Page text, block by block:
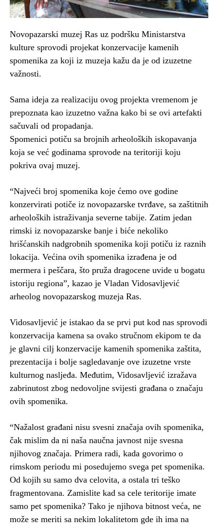
Novopazarski muzej Ras uz podršku Ministarstva
kulture sprovodi projekat konzervacije kamenih
spomenika za koji iz muzeja kažu da je od izuzetne
važnosti.
Sama ideja za realizaciju ovog projekta vremenom je
prepoznata kao izuzetno važna kako bi se ovi artefakti
sačuvali od propadanja.
Spomenici potiču sa brojnih arheoloških iskopavanja
koja se već godinama sprovode na teritoriji koju
pokriva ovaj muzej.
“Najveći broj spomenika koje ćemo ove godine
konzervirati potiče iz novopazarske tvrđave, sa zaštitnih
arheoloških istraživanja severne tabije. Zatim jedan
rimski iz novopazarske banje i biće nekoliko
hrišćanskih nadgrobnih spomenika koji potiču iz raznih
lokacija. Većina ovih spomenika izrađena je od
mermera i peščara, što pruža dragocene uvide u bogatu
istoriju regiona”, kazao je Vladan Vidosavljević
arheolog novopazarskog muzeja Ras.
Vidosavljević je istakao da se prvi put kod nas sprovodi
konzervacija kamena sa ovako stručnom ekipom te da
je glavni cilj konzervacije kamenih spomenika zaštita,
prezentacija i bolje sagledavanje ove izuzetne vrste
kulturnog nasljeđa. Međutim, Vidosavljević izražava
zabrinutost zbog nedovoljne svijesti građana o značaju
ovih spomenika.
“Nažalost građani nisu svesni značaja ovih spomenika,
čak mislim da ni naša naučna javnost nije svesna
njihovog značaja. Primera radi, kada govorimo o
rimskom periodu mi posedujemo svega pet spomenika.
Od kojih su samo dva celovita, a ostala tri teško
fragmentovana. Zamislite kad sa cele teritorije imate
samo pet spomenika? Tako je njihova bitnost veća, ne
može se meriti sa nekim lokalitetom gde ih ima na